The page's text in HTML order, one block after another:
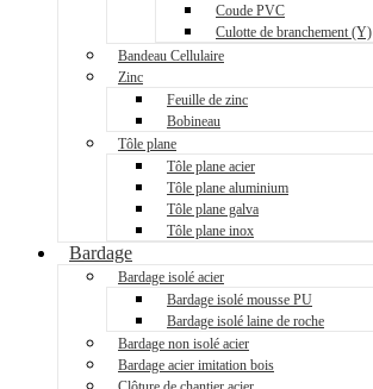
Coude PVC
Culotte de branchement (Y)
Bandeau Cellulaire
Zinc
Feuille de zinc
Bobineau
Tôle plane
Tôle plane acier
Tôle plane aluminium
Tôle plane galva
Tôle plane inox
Bardage
Bardage isolé acier
Bardage isolé mousse PU
Bardage isolé laine de roche
Bardage non isolé acier
Bardage acier imitation bois